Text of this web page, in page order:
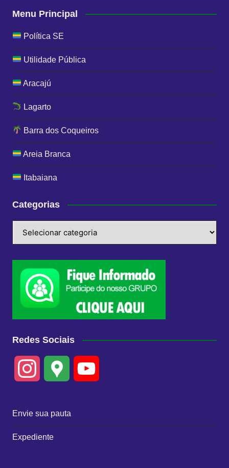
Menu Principal
Política SE
Utilidade Pública
Aracajú
Lagarto
Barra dos Coqueiros
Areia Branca
Itabaiana
Categorias
Redes Sociais
Envie sua pauta
Expediente